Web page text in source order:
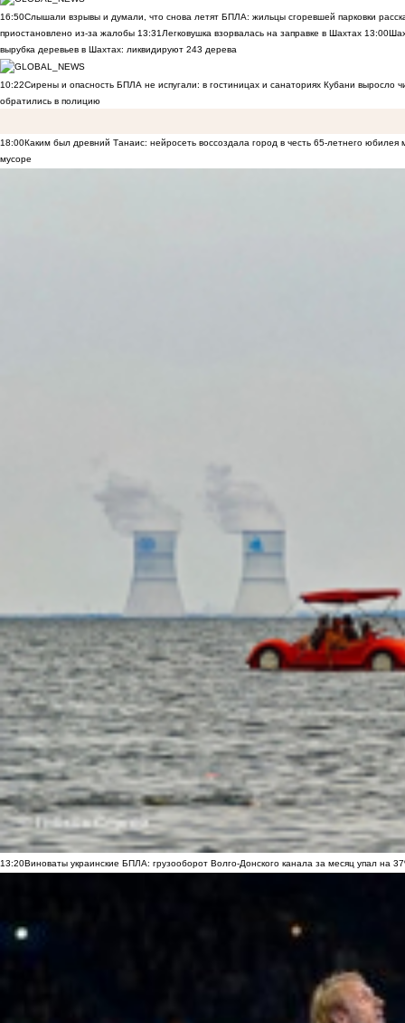
16:50Слышали взрывы и думали, что снова летят БПЛА: жильцы сгоревшей парковки
приостановлено из-за жалобы 13:31 Легковушка взорвалась на заправке в Шахтах 13:00
вырубка деревьев в Шахтах: ликвидируют 243 дерева
10:22Сирены и опасность БПЛА не испугали: в гостиницах и санаториях Кубани выросло
обратились в полицию
18:00Каким был древний Танаис: нейросеть воссоздала город в честь 65-летнего юбилея
мусоре
13:20Виноваты украинские БПЛА: грузооборот Волго-Донского канала за месяц упал на